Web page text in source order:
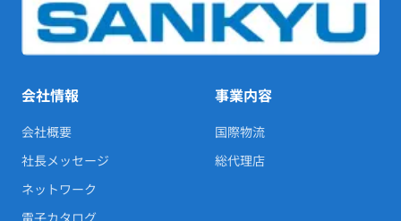
会社情報
会社概要
社長メッセージ
ネットワーク
事業内容
国際物流
総代理店